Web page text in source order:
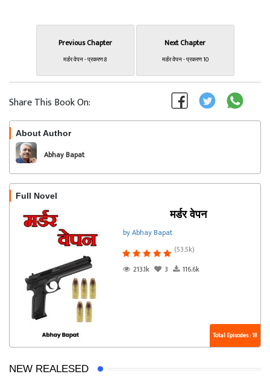
Previous Chapter
मर्डर वेपन - प्रकरण 8
Next Chapter
मर्डर वेपन - प्रकरण 10
Share This Book On:
About Author
Abhay Bapat
Full Novel
मर्डर वेपन
by Abhay Bapat
(53.5k)
213.1k
3 116.6k
Total Episodes : 18
NEW REALESED